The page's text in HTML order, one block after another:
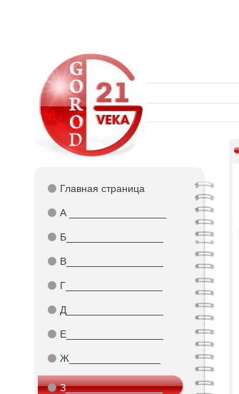
⚫ Главная страница
⚫ А _________________
⚫ Б_________________
⚫ В_________________
⚫ Г_________________
⚫ Д_________________
⚫ Е_________________
⚫ Ж________________
⚫З_________________